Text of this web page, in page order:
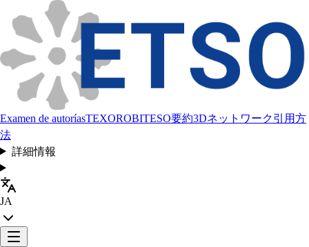
Examen de autoríasTEXOROBITESO要約3Dネットワーク引用方
法
詳細情報
JA